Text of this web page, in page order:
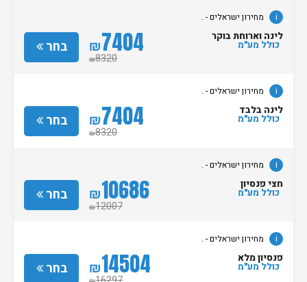
i מחירון ישראלים - .
בחר ₪7404
₪8320
לינה וארוחת בוקר
כולל מע"מ
i מחירון ישראלים - .
בחר ₪7404
₪8320
לינה בלבד
כולל מע"מ
i מחירון ישראלים - .
בחר ₪10686
₪12007
חצי פנסיון
כולל מע"מ
i מחירון ישראלים - .
בחר ₪14504 פנסיון מלא
כולל מע"מ